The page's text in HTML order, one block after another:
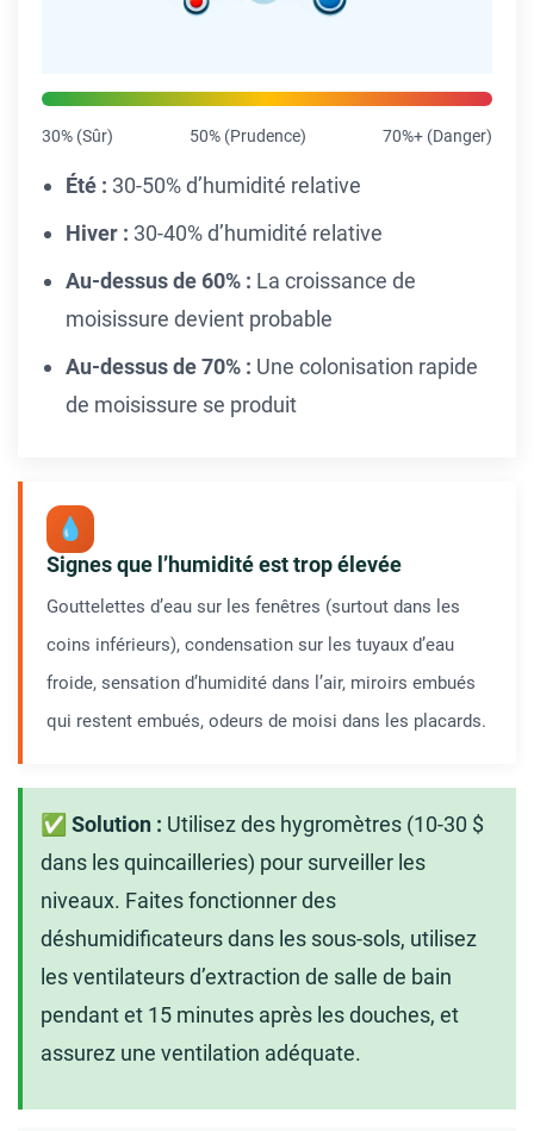
30% (Sûr) 50% (Prudence) 70%+ (Danger)
Été : 30-50% d’humidité relative
Hiver : 30-40% d’humidité relative
Au-dessus de 60% : La croissance de
moisissure devient probable
Au-dessus de 70% : Une colonisation rapide
de moisissure se produit
💧
Signes que l’humidité est trop élevée
Gouttelettes d’eau sur les fenêtres (surtout dans les
coins inférieurs), condensation sur les tuyaux d’eau
froide, sensation d’humidité dans l’air, miroirs embués
qui restent embués, odeurs de moisi dans les placards.
✅ Solution : Utilisez des hygromètres (10-30 $
dans les quincailleries) pour surveiller les
niveaux. Faites fonctionner des
déshumidificateurs dans les sous-sols, utilisez
les ventilateurs d’extraction de salle de bain
pendant et 15 minutes après les douches, et
assurez une ventilation adéquate.